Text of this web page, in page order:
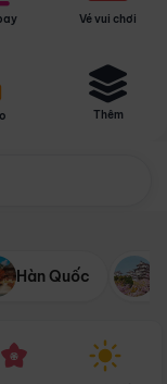
Vé vui chơi
Thêm
Hàn Quốc